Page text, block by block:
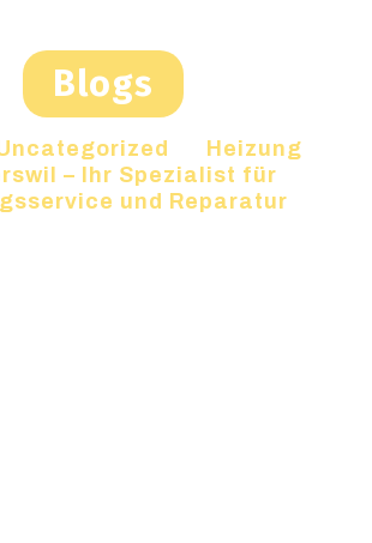
Blogs
Heizung
– Ihr Spezialist für
und Reparatur